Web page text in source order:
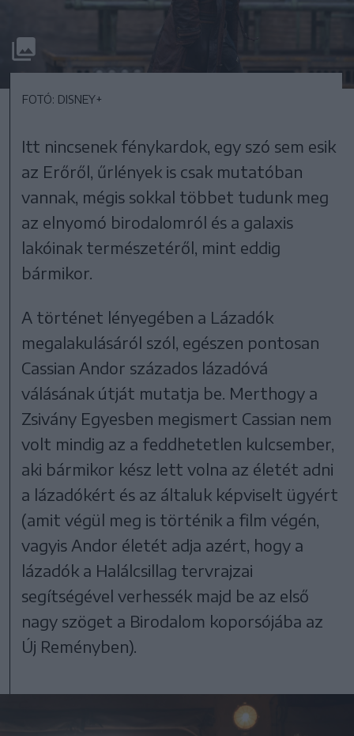
FOTÓ: DISNEY+
Itt nincsenek fénykardok, egy szó sem esik
az Erőről, űrlények is csak mutatóban
vannak, mégis sokkal többet tudunk meg
az elnyomó birodalomról és a galaxis
lakóinak természetéről, mint eddig
bármikor.
A történet lényegében a Lázadók
megalakulásáról szól, egészen pontosan
Cassian Andor százados lázadóvá
válásának útját mutatja be. Merthogy a
Zsivány Egyesben megismert Cassian nem
volt mindig az a feddhetetlen kulcsember,
aki bármikor kész lett volna az életét adni
a lázadókért és az általuk képviselt ügyért
(amit végül meg is történik a film végén,
vagyis Andor életét adja azért, hogy a
lázadók a Halálcsillag tervrajzai
segítségével verhessék majd be az első
nagy szöget a Birodalom koporsójába az
Új Reményben).